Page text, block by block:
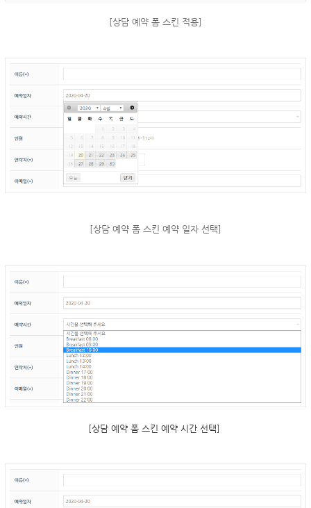
[상담 예약 폼 스킨 적용]
[상담 예약 폼 스킨 예약 일자 선택]
[상담 예약 폼 스킨 예약 시간 선택]